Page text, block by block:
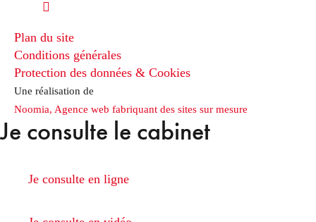
Plan du site
Conditions générales
Protection des données & Cookies
Une réalisation de
Noomia, Agence web fabriquant des sites sur mesure
Je consulte le cabinet
Je consulte en ligne